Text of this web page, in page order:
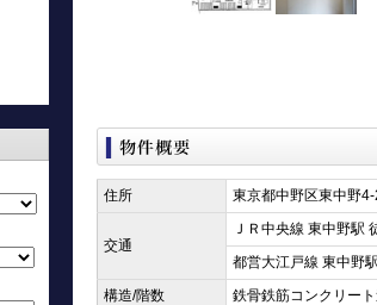
住所 東京都中野区東中野
交通
ＪＲ中央線 東中野駅
都営大江戸線 東中野
構造/階数
鉄骨鉄筋コンクリー